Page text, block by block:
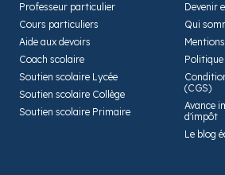
Professeur particulier
Cours particuliers
Aide aux devoirs
Coach scolaire
Soutien scolaire Lycée
Soutien scolaire Collège
Soutien scolaire Primaire
Devenir
Qui
(CGS)
Avance
d'impôt
Le blog